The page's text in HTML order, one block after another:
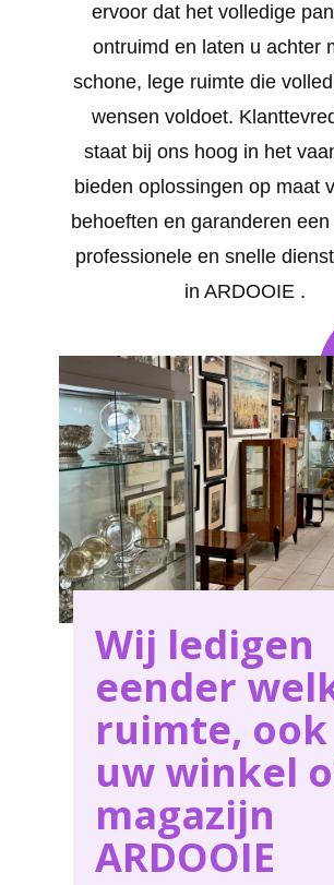
ervoor dat het volledige
ontruimd en laten u achter
schone, lege ruimte die
wensen voldoet.
staat bij ons hoog in het
bieden oplossingen op maat
behoeften en garanderen
professionele en snelle
in ARDOOIE .
Wij ledigen
eender
ruimte, ook
uw winkel
magazijn
ARDOOIE